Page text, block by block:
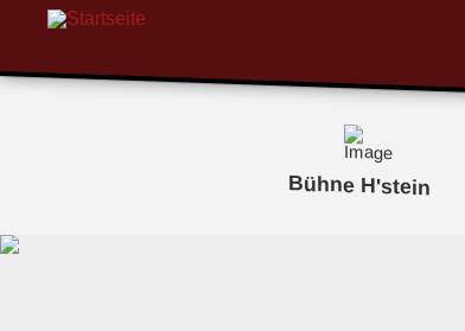
Bühne H'stein